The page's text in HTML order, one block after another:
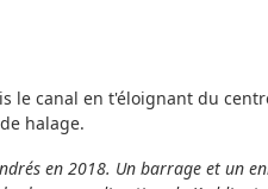
le canal en t'éloignant du
halage.
en 2018. Un barrage et un